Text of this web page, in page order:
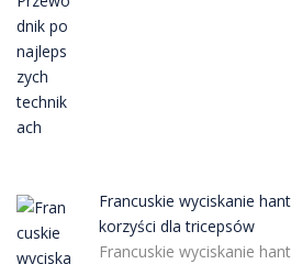
Francuskie wyciskanie
korzyści dla tricepsów
Francuskie wyciskanie